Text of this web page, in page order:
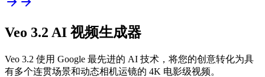
Veo 3.2 AI 视频生成器
Veo 3.2 使用 Google 最先进的 AI 技术，将您的创意转化为具
有多个连贯场景和动态相机运镜的 4K 电影级视频。